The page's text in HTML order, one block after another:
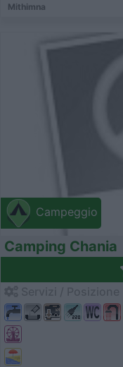
Mithimna
Campeggio
Camping Chania